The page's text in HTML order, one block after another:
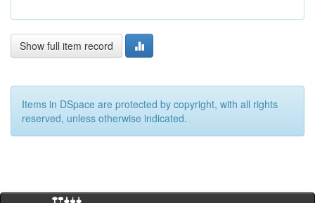
Show full item record
Items in DSpace are protected by copyright, with all rights
reserved, unless otherwise indicated.